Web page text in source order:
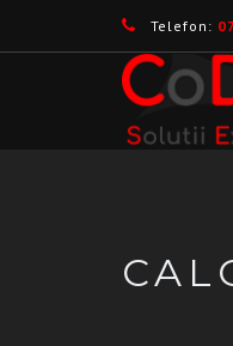
Telefon: